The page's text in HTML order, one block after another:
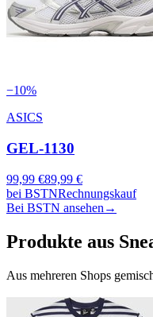
−10%
ASICS
GEL-1130
99,99 €89,99 €
bei BSTNRechnungskauf
Bei BSTN ansehen →
Produkte aus
Aus mehreren Shops